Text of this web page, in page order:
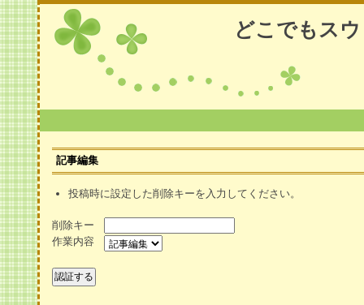
どこでもス
記事編集
投稿時に設定した削除キーを入力してください。
削除キー
作業内容